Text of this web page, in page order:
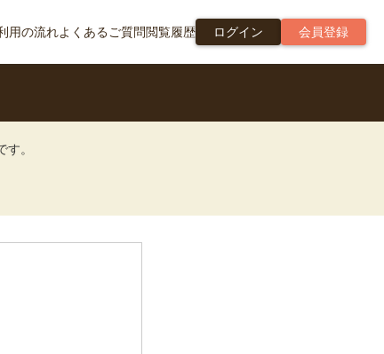
用の流れよくあるご質問閲覧履歴 ログイン 会員登録
。